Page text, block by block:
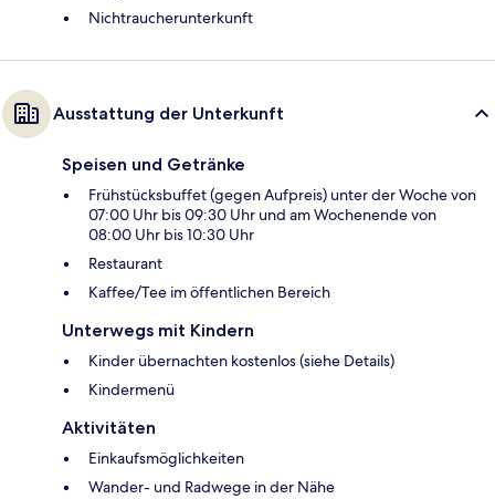
Nichtraucherunterkunft
Ausstattung der Unterkunft
Speisen und Getränke
Frühstücksbuffet (gegen Aufpreis) unter der Woche von
07:00 Uhr bis 09:30 Uhr und am Wochenende von
08:00 Uhr bis 10:30 Uhr
Restaurant
Kaffee/Tee im öffentlichen Bereich
Unterwegs mit Kindern
Kinder übernachten kostenlos (siehe Details)
Kindermenü
Aktivitäten
Einkaufsmöglichkeiten
Wander- und Radwege in der Nähe